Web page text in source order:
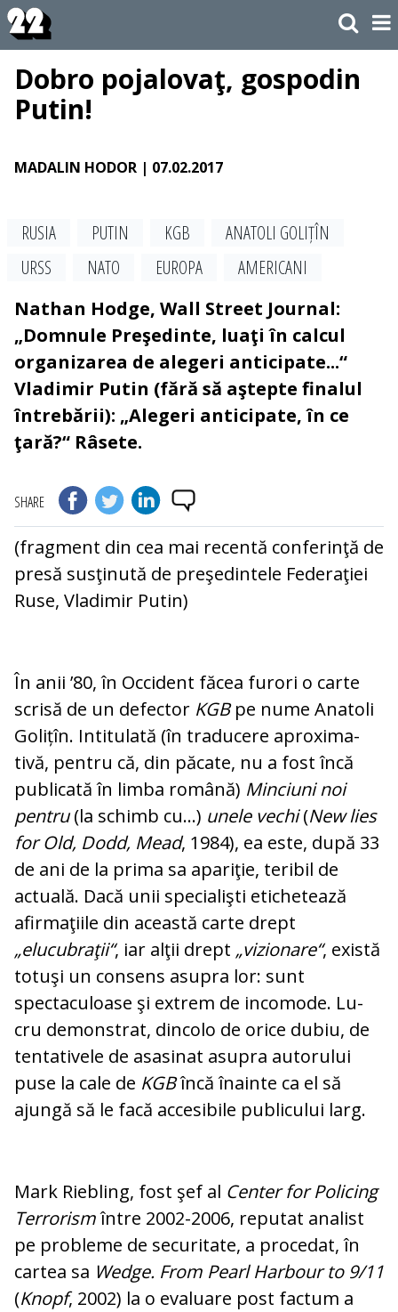
Dobro pojalovaţ, gospodin
Putin!
MADALIN HODOR | 07.02.2017
RUSIA PUTIN KGB
ANA­TO­LI GOLIȚÎN
URSS
NATO EUROPA
AMERICANI
Nathan Hodge, Wall Street Journal:
„Domnule Preşedinte, luaţi în calcul
organizarea de alegeri anticipate...“
Vladimir Putin (fără să aştepte finalul
întrebării): „Alegeri anticipate, în ce
ţară?“ Râsete.
SHARE
(fragment din cea mai recentă conferinţă de
presă susţinută de preşedintele Federaţiei
Ruse, Vladimir Putin)
În anii ’80, în Occident făcea furori o car­te
scrisă de un defector KGBpe nume Ana­to­li
Golițîn. Intitulată (în traducere apro­xi­ma­
tivă, pentru că, din păcate, nu a fost în­că
publicată în limba română) Minciuni noi
pentru(la schimb cu...) unele vechi(New lies
for Old, Dodd, Mead, 1984), ea este, după 33
de ani de la prima sa apa­ri­ţie, teribil de
actuală. Dacă unii specialişti eti­che­tează
afirmaţiile din această carte drept
„elucubraţii“, iar alţii drept „vi­zio­nare“, există
totuşi un consens asupra lor: sunt
spectaculoase şi extrem de in­co­mo­de. Lu­
cru demonstrat, dincolo de orice dubiu, de
tentativele de asasinat asupra au­torului
puse la cale de KGBîncă înainte ca el să
ajungă să le facă accesibile pu­bli­cu­lui larg.
Mark Riebling, fost şef al Center for Po­li­cing
Terrorismîntre 2002-2006, reputat ana­list
pe probleme de securitate, a pro­ce­dat, în
cartea sa Wedge. From Pearl Har­bour to 9/11
(Knopf, 2002) la o evaluare post factum a